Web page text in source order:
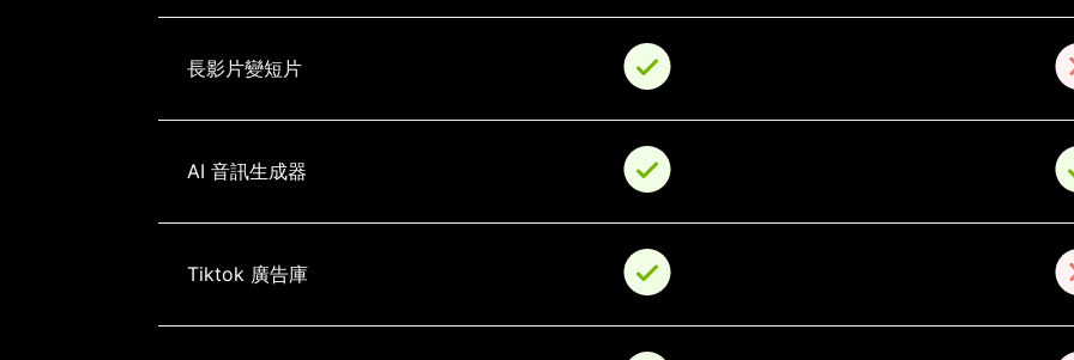
長影片變短片
AI 音訊生成器
Tiktok 廣告庫